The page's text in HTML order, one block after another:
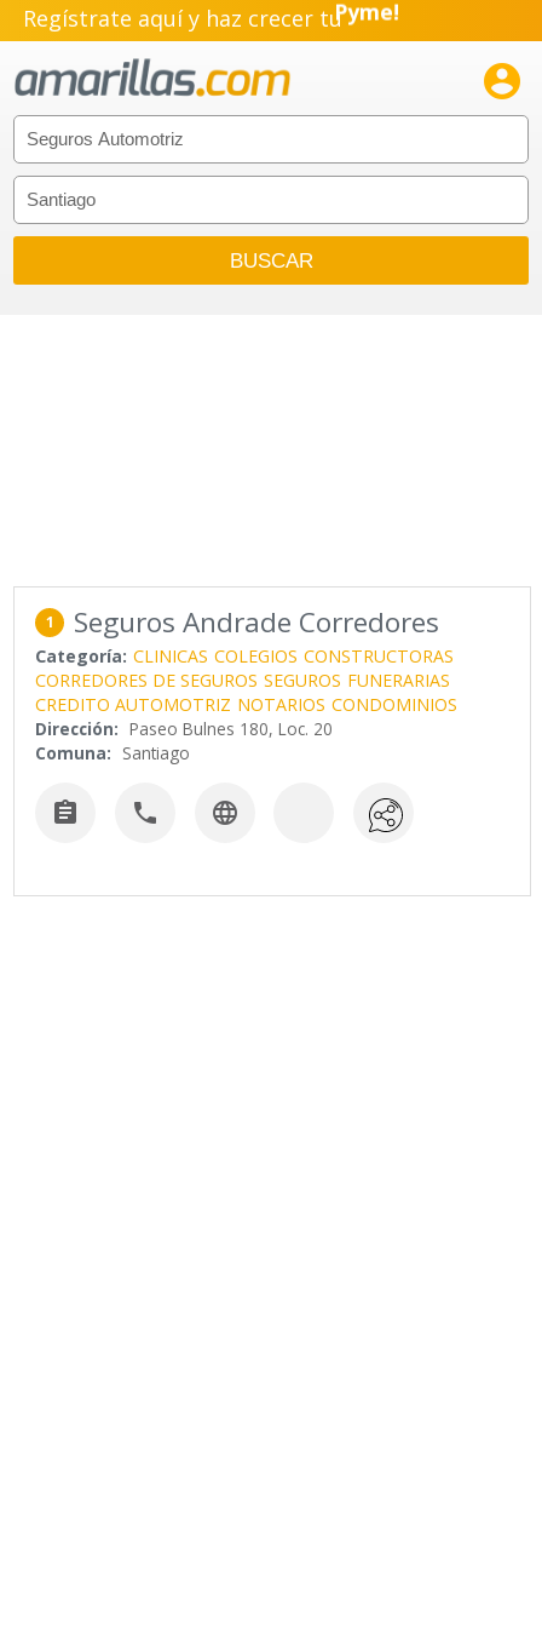
Regístrate aquí y haz crecer tuEmprendimiento!

1 Seguros Andrade Corredores
Categoría: CLINICAS COLEGIOS CONSTRUCTORAS
CORREDORES DE SEGUROS SEGUROS FUNERARIAS
CREDITO AUTOMOTRIZ NOTARIOS CONDOMINIOS
Dirección: Paseo Bulnes 180, Loc. 20
Comuna: Santiago
  